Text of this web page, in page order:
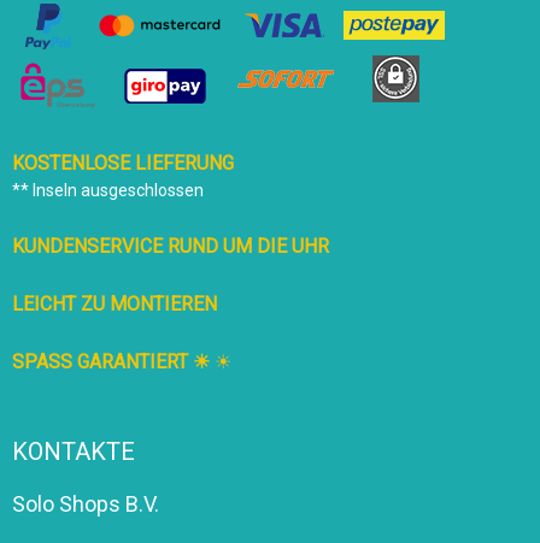
KOSTENLOSE LIEFERUNG
** Inseln ausgeschlossen
KUNDENSERVICE RUND UM DIE UHR
LEICHT ZU MONTIEREN
SPASS GARANTIERT ☀ ☀
KONTAKTE
Solo Shops B.V.